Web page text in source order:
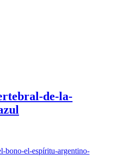
de-la-
bono-el-espíritu-argentino-